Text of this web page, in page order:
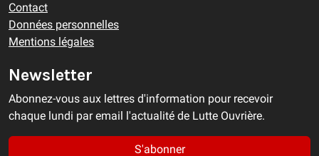
Contact
Données personnelles
Mentions légales
Newsletter
Abonnez-vous aux lettres d'information pour recevoir
chaque lundi par email l'actualité de Lutte Ouvrière.
S'abonner